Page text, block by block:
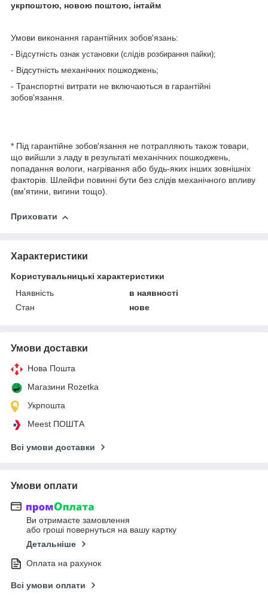
укрпоштою, новою поштою, інтайм
Умови виконання гарантійних зобов'язань:
- Відсутність ознак установки (слідів розбирання пайки);
- Відсутність механічних пошкоджень;
- Транспортні витрати не включаються в гарантійні
зобов'язання.
* Під гарантійне зобов'язання не потрапляють також товари,
що вийшли з ладу в результаті механічних пошкоджень,
попадання вологи, нагрівання або будь-яких інших зовнішніх
факторів. Шлейфи повинні бути без слідів механічного впливу
(вм'ятини, вигини тощо).
Приховати
Характеристики
Користувальницькі характеристики
Наявність
в наявності
Стан
нове
Умови доставки
Нова Пошта
Магазини Rozetka
Укрпошта
Meest ПОШТА
Всі умови доставки
Умови оплати
Ви отримаєте замовлення
або гроші повернуться на вашу картку
Детальніше
Оплата на рахунок
Всі умови оплати